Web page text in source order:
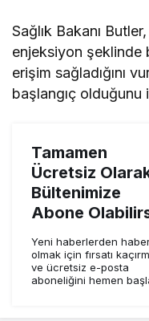
Sağlık Bakanı
enjeksiyon şeklinde
erişim sağladığını
başlangıç olduğunu
Tamamen
Ücretsiz
Bültenimize
Abone
Yeni haberlerden
olmak için fırsatı
ve ücretsiz e-posta
aboneliğini hemen